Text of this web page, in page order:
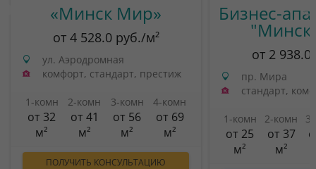
«Минск Мир»
от 4 528.0 руб./м²
ул. Аэродромная
комфорт, стандарт, престиж
1-комн
от 32
м²
2-комн
от 41
м²
3-комн
от 56
м²
4-комн
от 69
м²
ПОЛУЧИТЬ КОНСУЛЬТАЦИЮ
Бизнес-
от 2
пр. Мира
стандарт,
1-комн
от 25
м²
2-комн
от 37
м²